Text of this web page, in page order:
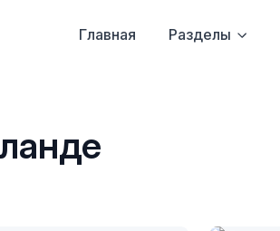
Главная Разделы